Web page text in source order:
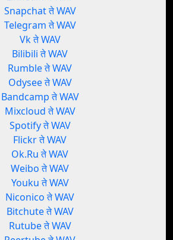
Snapchat ते WAV
Telegram ते WAV
Vk ते WAV
Bilibili ते WAV
Rumble ते WAV
Odysee ते WAV
Bandcamp ते WAV
Mixcloud ते WAV
Spotify ते WAV
Flickr ते WAV
Ok.Ru ते WAV
Weibo ते WAV
Youku ते WAV
Niconico ते WAV
Bitchute ते WAV
Rutube ते WAV